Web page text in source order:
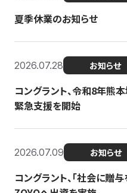
夏季休業のお知らせ
2026.07.28 お知らせ
コングラント、令和8年熊
緊急支援を開始
2026.07.09 お知らせ
コングラント、「社会に贈